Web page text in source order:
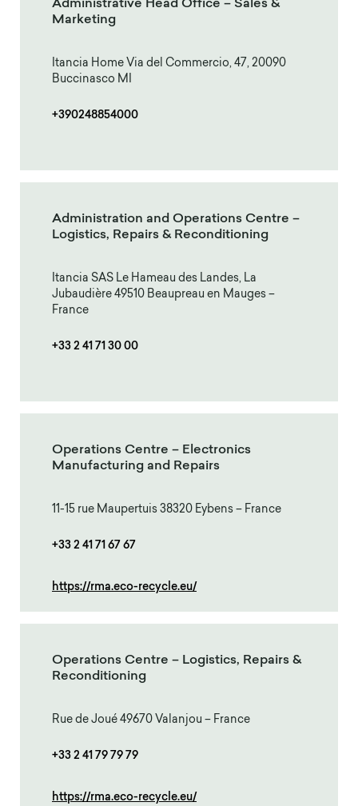
Administrative Head Office – Sales &
Marketing
Itancia Home Via del Commercio, 47, 20090
Buccinasco MI
+390248854000
Administration and Operations Centre –
Logistics, Repairs & Reconditioning
Itancia SAS Le Hameau des Landes, La
Jubaudière 49510 Beaupreau en Mauges –
France
+33 2 41 71 30 00
Operations Centre – Electronics
Manufacturing and Repairs
11-15 rue Maupertuis 38320 Eybens – France
+33 2 41 71 67 67
https://rma.eco-recycle.eu/
Operations Centre – Logistics, Repairs &
Reconditioning
Rue de Joué 49670 Valanjou – France
+33 2 41 79 79 79
https://rma.eco-recycle.eu/